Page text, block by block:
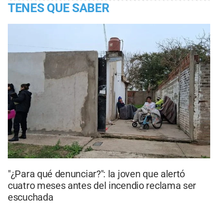
TENES QUE SABER
"¿Para qué denunciar?": la joven que alertó
cuatro meses antes del incendio reclama ser
escuchada